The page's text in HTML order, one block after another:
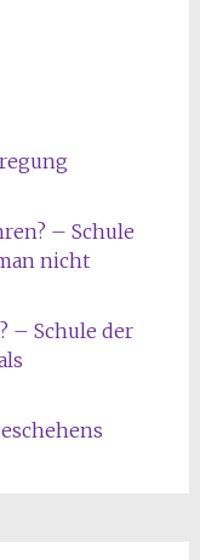
– Schule
nicht
– Schule der